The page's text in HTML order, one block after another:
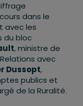
dans le
avec les
du bloc
, ministre de
avec
Dussopt,
publics et
de la Ruralité.